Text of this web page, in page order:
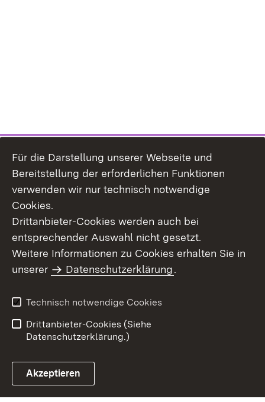
Benutzungshinweise
Erklärung zur
Für die Darstellung unserer Webseite und
Bereitstellung der erforderlichen Funktionen
verwenden wir nur technisch notwendige
Cookies.
Drittanbieter-Cookies werden auch bei
entsprechender Auswahl nicht gesetzt.
Weitere Informationen zu Cookies erhalten Sie in
unserer
Datenschutzerklärung.
Technisch notwendige Cookies
Drittanbieter-Cookies (Siehe
Datenschutzerklärung.)
Akzeptieren